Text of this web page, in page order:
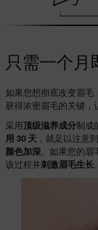
只需一个月
如果您想彻底改变眉毛
获得浓密眉毛的关键，
采用顶级滋养成分制成
用 30 天，就足以注意
颜色加深。如果您的眉
该过程并刺激眉毛生长。